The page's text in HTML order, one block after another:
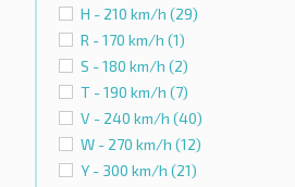
H - 210 km/h (29)
R - 170 km/h (1)
S - 180 km/h (2)
T - 190 km/h (7)
V - 240 km/h (40)
W - 270 km/h (12)
Y - 300 km/h (21)